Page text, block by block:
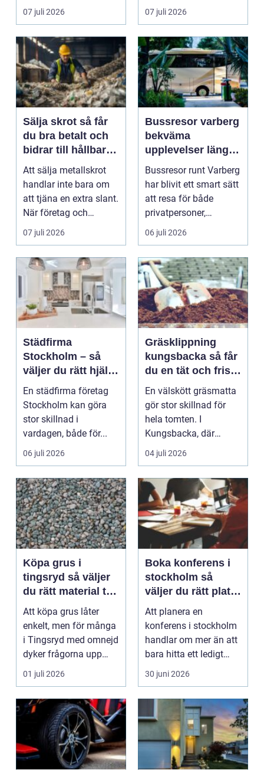
07 juli 2026
vårdval och
möjligheten ...
07 juli 2026
Sälja skrot så får
du bra betalt och
bidrar till hållbar
återvinning
Att sälja metallskrot
handlar inte bara om
att tjäna en extra slant.
När företag och
privatpersoner ...
07 juli 2026
Bussresor varberg
bekväma
upplevelser längs
kusten
Bussresor runt Varberg
har blivit ett smart sätt
att resa för både
privatpersoner,
föreningar och fö...
06 juli 2026
Städfirma
Stockholm – så
väljer du rätt hjälp
för hem och
företag
En städfirma företag
Stockholm kan göra
stor skillnad i
vardagen, både för...
06 juli 2026
Gräsklippning
kungsbacka så får
du en tät och frisk
gräsmatta
En välskött gräsmatta
gör stor skillnad för
hela tomten. I
Kungsbacka, där
vädret växlar mellan
salt...
04 juli 2026
Köpa grus i
tingsryd så väljer
du rätt material till
ditt projekt
Att köpa grus låter
enkelt, men för många
i Tingsryd med omnejd
dyker frågorna upp
direkt: vilket gr...
01 juli 2026
Boka konferens i
stockholm så
väljer du rätt plats
för nästa möte
Att planera en
konferens i stockholm
handlar om mer än att
bara hitta ett ledigt
rum och ordna kaffe...
30 juni 2026